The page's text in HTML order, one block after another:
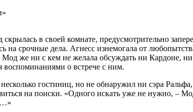
в своей комнате, предусмотрительно
на срочные дела. Агнесс изнемогала от
же ни с кем не желала обсуждать ни Кардоне,
воспоминаниями о встрече с ним.
гостиниц, но не обнаружил ни сэра
на поиски. «Одного искать уже не нужно, –